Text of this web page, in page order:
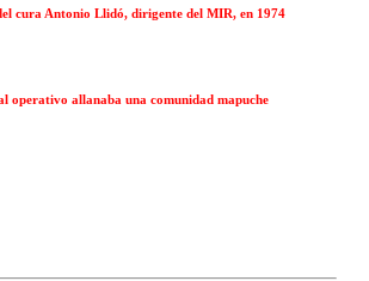
cura Antonio Llidó, dirigente del MIR, en 1974
operativo allanaba una comunidad mapuche